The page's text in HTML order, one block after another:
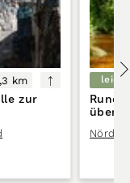
km
zur
leicht
über